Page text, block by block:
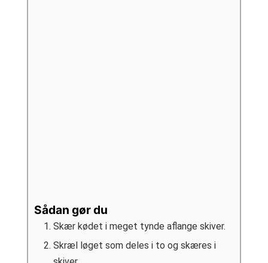
Sådan gør du
Skær kødet i meget tynde aflange skiver.
Skræl løget som deles i to og skæres i